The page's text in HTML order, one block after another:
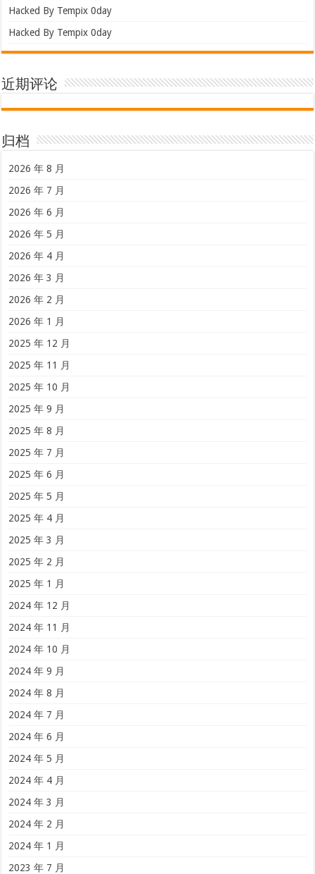
Hacked By Tempix 0day
Hacked By Tempix 0day
近期评论
归档
2026 年 8 月
2026 年 7 月
2026 年 6 月
2026 年 5 月
2026 年 4 月
2026 年 3 月
2026 年 2 月
2026 年 1 月
2025 年 12 月
2025 年 11 月
2025 年 10 月
2025 年 9 月
2025 年 8 月
2025 年 7 月
2025 年 6 月
2025 年 5 月
2025 年 4 月
2025 年 3 月
2025 年 2 月
2025 年 1 月
2024 年 12 月
2024 年 11 月
2024 年 10 月
2024 年 9 月
2024 年 8 月
2024 年 7 月
2024 年 6 月
2024 年 5 月
2024 年 4 月
2024 年 3 月
2024 年 2 月
2024 年 1 月
2023 年 7 月